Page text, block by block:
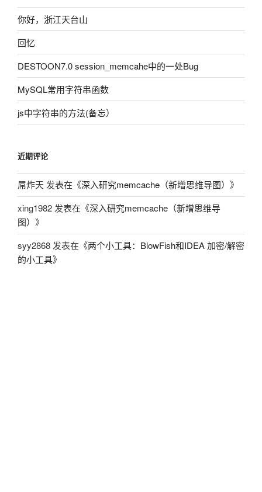
你好，浙江天台山
回忆
DESTOON7.0 session_memcahe中的一处Bug
MySQL常用字符串函数
js中字符串的方法(备忘）
近期评论
屌炸天 发表在《深入研究memcache（新增思维导图） 》
xing1982发表在《深入研究memcache（新增思维导
图） 》
syy2868发表在《两个小工具：BlowFish和IDEA 加密/解密
的小工具》